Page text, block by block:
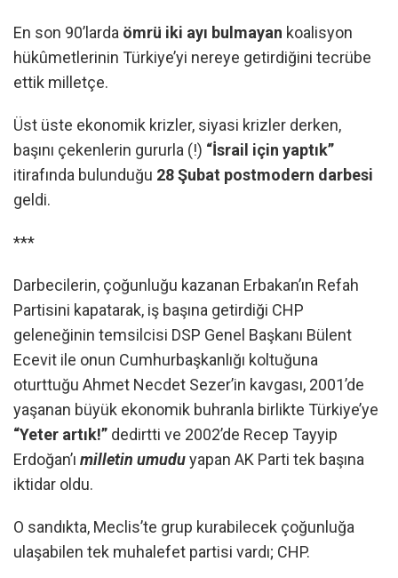
En son 90’larda ömrü iki ayı bulmayan koalisyon
hükûmetlerinin Türkiye’yi nereye getirdiğini tecrübe
ettik milletçe.
Üst üste ekonomik krizler, siyasi krizler derken,
başını çekenlerin gururla (!) “İsrail için yaptık”
itirafında bulunduğu 28 Şubat postmodern darbesi
geldi.
***
Darbecilerin, çoğunluğu kazanan Erbakan’ın Refah
Partisini kapatarak, iş başına getirdiği CHP
geleneğinin temsilcisi DSP Genel Başkanı Bülent
Ecevit ile onun Cumhurbaşkanlığı koltuğuna
oturttuğu Ahmet Necdet Sezer’in kavgası, 2001’de
yaşanan büyük ekonomik buhranla birlikte Türkiye’ye
“Yeter artık!” dedirtti ve 2002’de Recep Tayyip
Erdoğan’ı milletin umuduyapan AK Parti tek başına
iktidar oldu.
O sandıkta, Meclis’te grup kurabilecek çoğunluğa
ulaşabilen tek muhalefet partisi vardı; CHP.